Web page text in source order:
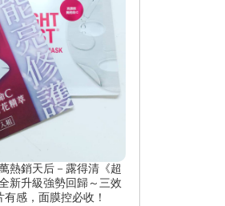
熱銷天后－露得清《超
新升級強勢回歸～三效
感，面膜控必收！